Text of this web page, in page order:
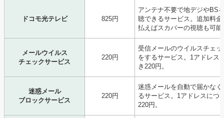
ドコモ光テレビ 825円
アンテナ不要で地デジやBS
聴できるサービス。追加料金
払えばスカパーの視聴も可能
メールウイルス
チェックサービス
220円
受信メールのウイルスチェッ
をするサービス。1アドレス
き220円。
迷惑メール
ブロックサービス
220円
迷惑メールを自動で届かなく
るサービス。1アドレスにつ
220円。